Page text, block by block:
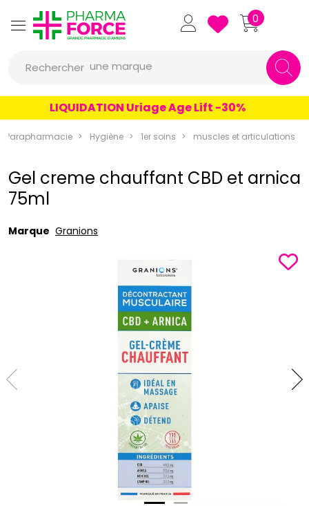
Pharmaforce Grande Pharmacie
0
Rechercher
un produit
une marque
LIQUIDATION Uriage Age Lift -30%
Parapharmacie Hygiène 1er soins muscles et articulations
Gel creme chauffant CBD et arnica
75ml
Marque Granions